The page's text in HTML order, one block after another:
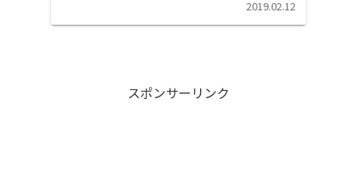
お金のトラブルが発生し続ける高額の宝くじに当選すると、家族
2019.02.12
スポンサーリンク